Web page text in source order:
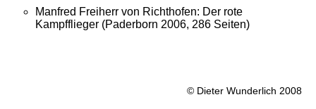
Manfred Freiherr von Richthofen: Der rote
Kampfflieger (Paderborn 2006, 286 Seiten)
© Dieter Wunderlich 2008